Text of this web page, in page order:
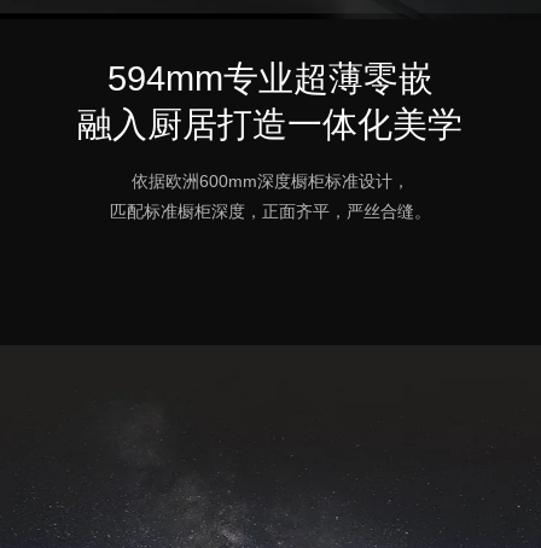
594mm专业超薄零嵌
融入厨居打造一体化美学
依据欧洲600mm深度橱柜标准设计，
匹配标准橱柜深度，正面齐平，严丝合缝。